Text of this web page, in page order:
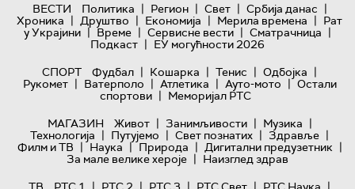
ВЕСТИ Политика | Регион | Свет | Србија данас |
Хроника | Друштво | Економија | Мерила времена | Рат
у Украјини | Време | Сервисне вести | Сматрачница |
Подкаст | ЕУ могућности 2026
СПОРТ
Фудбал | Кошарка | Тенис | Одбојка |
Рукомет | Ватерполо | Атлетика | Ауто-мото | Остали
спортови | Меморијал РТС
МАГАЗИН
Живот | Занимљивости | Музика |
Технологијa | Путујемо | Свет познатих | Здравље |
Филм и ТВ | Наука | Природа | Дигитални предузетник |
За мале велике хероје | Наизглед здрав